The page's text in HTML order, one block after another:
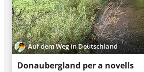
Auf dem Weg in Deutschland
Donaubergland per a novells